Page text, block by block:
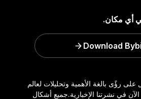
بالغة الأهمية وتحليلات لعالم
نشرتنا الإخبارية.جميع أشكال
مكان.
Download